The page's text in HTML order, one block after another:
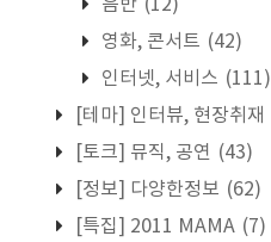
음반 (12)
영화, 콘서트 (42)
인터넷, 서비스 (111)
[테마] 인터뷰, 현장취재
[토크] 뮤직, 공연 (43)
[정보] 다양한정보 (62)
[특집] 2011 MAMA (7)